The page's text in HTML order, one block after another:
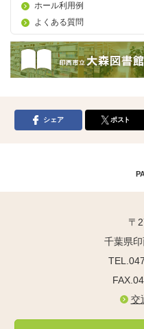
ホール利用例
よくある質問
シェア ポスト
〒
千葉県
交